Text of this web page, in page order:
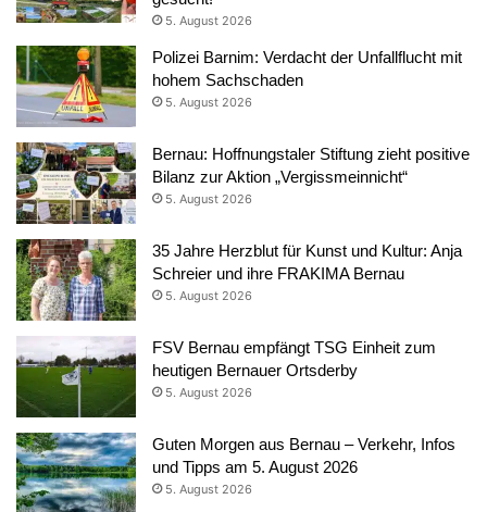
5. August 2026
Polizei Barnim: Verdacht der Unfallflucht mit
hohem Sachschaden
5. August 2026
Bernau: Hoffnungstaler Stiftung zieht positive
Bilanz zur Aktion „Vergissmeinnicht“
5. August 2026
35 Jahre Herzblut für Kunst und Kultur: Anja
Schreier und ihre FRAKIMA Bernau
5. August 2026
FSV Bernau empfängt TSG Einheit zum
heutigen Bernauer Ortsderby
5. August 2026
Guten Morgen aus Bernau – Verkehr, Infos
und Tipps am 5. August 2026
5. August 2026